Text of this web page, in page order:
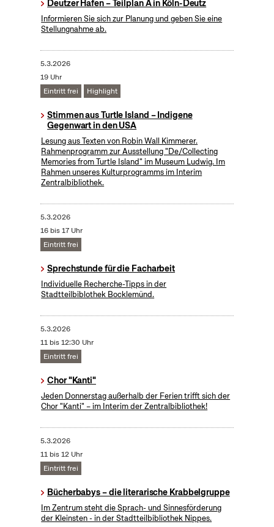
Deutzer Hafen – Teilplan A in Köln-Deutz
Informieren Sie sich zur Planung und geben Sie eine
Stellungnahme ab.
5.3.2026
19 Uhr
Eintritt frei
Highlight
Stimmen aus Turtle Island – Indigene
Gegenwart in den USA
Lesung aus Texten von Robin Wall Kimmerer.
Rahmenprogramm zur Ausstellung "De/Collecting
Memories from Turtle Island" im Museum Ludwig. Im
Rahmen unseres Kulturprogramms im Interim
Zentralbibliothek.
5.3.2026
16 bis 17 Uhr
Eintritt frei
Sprechstunde für die Facharbeit
Individuelle Recherche-Tipps in der
Stadtteilbiblothek Bocklemünd.
5.3.2026
11 bis 12:30 Uhr
Eintritt frei
Chor "Kanti"
Jeden Donnerstag außerhalb der Ferien trifft sich der
Chor "Kanti" – im Interim der Zentralbibliothek!
5.3.2026
11 bis 12 Uhr
Eintritt frei
Bücherbabys – die literarische Krabbelgruppe
Im Zentrum steht die Sprach- und Sinnesförderung
der Kleinsten - in der Stadtteilbibliothek Nippes.